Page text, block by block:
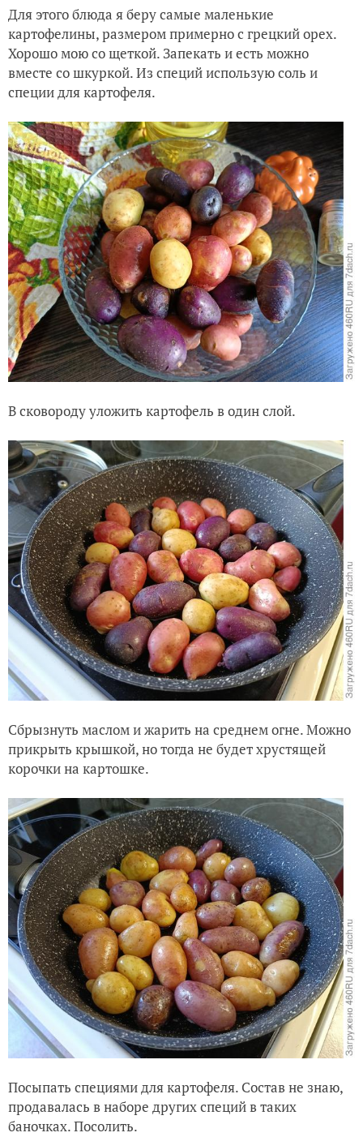
Для этого блюда я беру самые маленькие
картофелины, размером примерно с грецкий орех.
Хорошо мою со щеткой. Запекать и есть можно
вместе со шкуркой. Из специй использую соль и
специи для картофеля.
В сковороду уложить картофель в один слой.
Сбрызнуть маслом и жарить на среднем огне. Можно
прикрыть крышкой, но тогда не будет хрустящей
корочки на картошке.
Посыпать специями для картофеля. Состав не знаю,
продавалась в наборе других специй в таких
баночках. Посолить.